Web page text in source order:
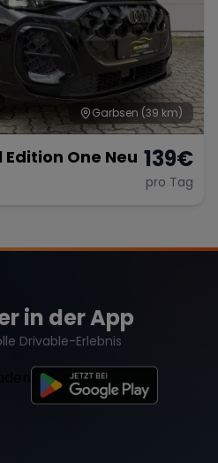
Garbsen (39 km)
Edition One Neu 139€
pro Tag
in der App
Drivable-Erlebnis